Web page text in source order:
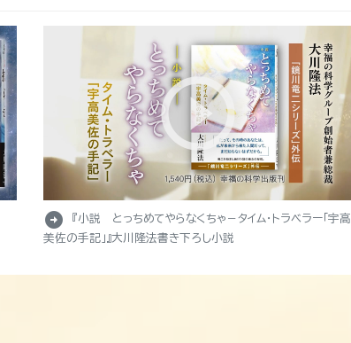
arrow_circle_right
『小説 とっちめてやらなくちゃ－タイム・トラベラー「宇高
美佐の手記」』大川隆法書き下ろし小説